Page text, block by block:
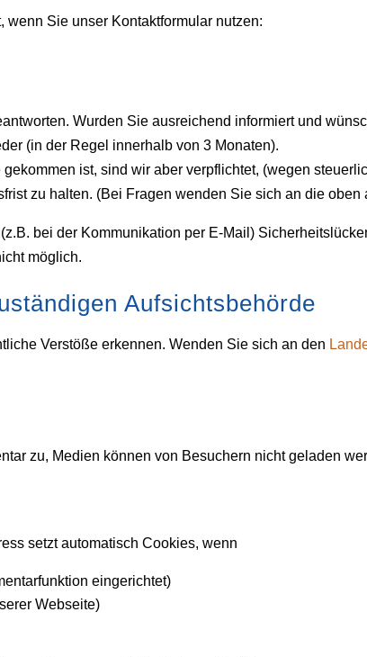
Sie unser Kontaktformular nutzen:
Wurden Sie ausreichend informiert und
(in der Regel innerhalb von 3 Monaten).
ist, sind wir aber verpflichtet, (wegen
zu halten. (Bei Fragen wenden Sie sich an die oben
bei der Kommunikation per E-Mail)
möglich.
Aufsichtsbehörde
Verstöße erkennen. Wenden Sie sich an den
zu, Medien können von Besuchern nicht geladen
setzt automatisch Cookies, wenn
eingerichtet)
Webseite)